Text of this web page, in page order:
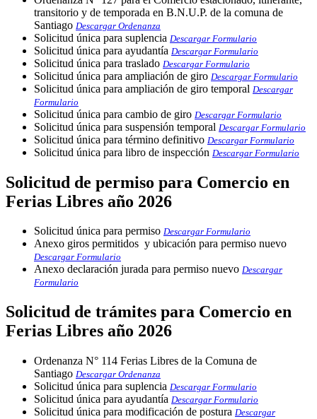
transitorio y de temporada en B.N.U.P. de la comuna de
Santiago Descargar Ordenanza
Solicitud única para suplencia Descargar Formulario
Solicitud única para ayudantía Descargar Formulario
Solicitud única para traslado Descargar Formulario
Solicitud única para ampliación de giro Descargar Formulario
Solicitud única para ampliación de giro temporal Descargar
Formulario
Solicitud única para cambio de giro Descargar Formulario
Solicitud única para suspensión temporal Descargar Formulario
Solicitud única para término definitivo Descargar Formulario
Solicitud única para libro de inspección Descargar Formulario
Solicitud de permiso para Comercio en
Ferias Libres año 2026
Solicitud única para permiso Descargar Formulario
Anexo giros permitidos y ubicación para permiso nuevo
Descargar Formulario
Anexo declaración jurada para permiso nuevo Descargar
Formulario
Solicitud de trámites para Comercio en
Ferias Libres año 2026
Ordenanza N° 114 Ferias Libres de la Comuna de
Santiago Descargar Ordenanza
Solicitud única para suplencia Descargar Formulario
Solicitud única para ayudantía Descargar Formulario
Solicitud única para modificación de postura Descargar